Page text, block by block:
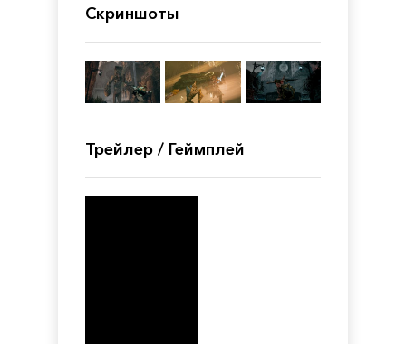
Скриншоты
Трейлер / Геймплей